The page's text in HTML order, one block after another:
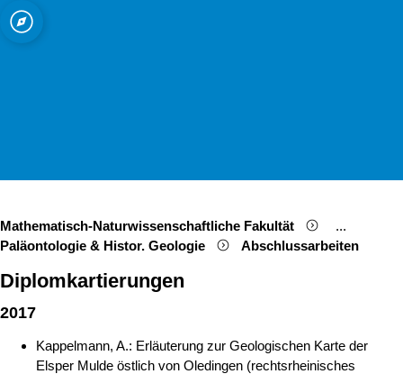
Open quicklink menu
Mathematisch-Naturwissenschaftliche Fakultät Show
...
Paläontologie & Histor. Geologie
Abschlussarbeiten
Diplomkartierungen
2017
Kappelmann, A.: Erläuterung zur Geologischen Karte der
Elsper Mulde östlich von Oledingen (rechtsrheinisches